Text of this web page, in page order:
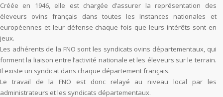
Créée en 1946, elle est chargée d’assurer la représentation des
éleveurs ovins français dans toutes les Instances nationales et
européennes et leur défense chaque fois que leurs intérêts sont en
jeux.
Les adhérents de la FNO sont les syndicats ovins départementaux, qui
forment la liaison entre l’activité nationale et les éleveurs sur le terrain.
Il existe un syndicat dans chaque département français.
Le travail de la FNO est donc relayé au niveau local par les
administrateurs et les syndicats départementaux.